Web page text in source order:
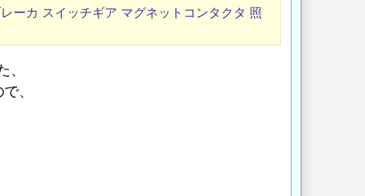
ーカ スイッチギア マグネットコンタクタ 照
、
、